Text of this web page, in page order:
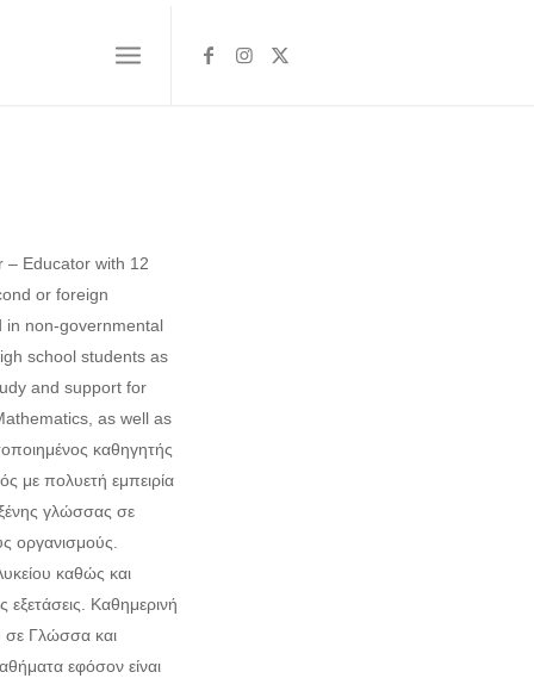
– Educator with 12
or foreign
in non-governmental
school students as
and support for
as well as
καθηγητής
με πολυετή εμπειρία
γλώσσας σε
οργανισμούς.
καθώς και
εξετάσεις. Καθημερινή
σε Γλώσσα και
εφόσον είναι